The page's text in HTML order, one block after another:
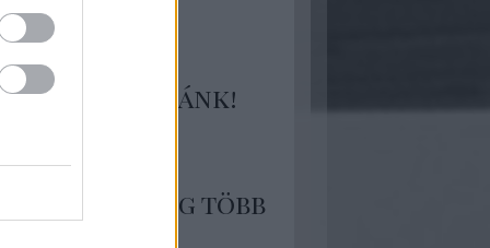
hozzánk!
több kép, még több